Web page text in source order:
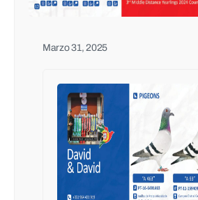
Marzo 31, 2025